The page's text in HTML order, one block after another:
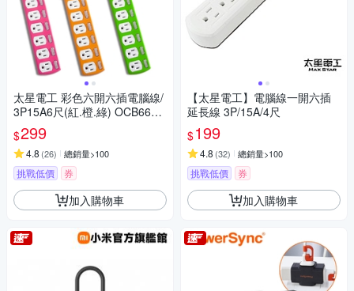
太星電工 彩色六開六插電腦線/
3P15A6尺(紅.橙.綠) OCB6630
$299
4.8 (26) 總銷量>100
挑戰低價 券
加入購物車
【太星電工】電腦線一開六插
延長線 3P/15A/4尺
$199
4.8 (32) 總銷量>100
挑戰低價 券
加入購物車